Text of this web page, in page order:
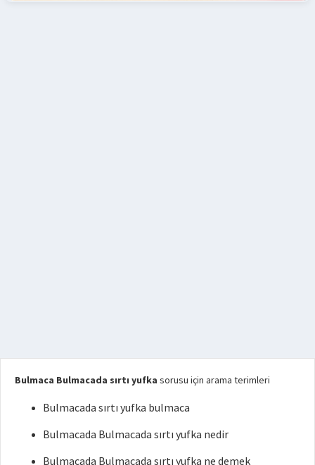
Bulmaca Bulmacada sırtı yufka sorusu için arama terimleri
Bulmacada sırtı yufka bulmaca
Bulmacada Bulmacada sırtı yufka nedir
Bulmacada Bulmacada sırtı yufka ne demek